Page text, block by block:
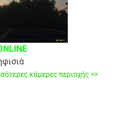
κάμερες περιοχής >>